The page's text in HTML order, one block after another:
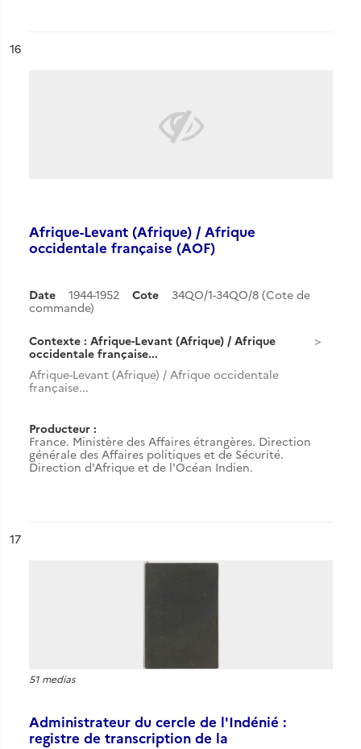
n°
16
Afrique-Levant (Afrique) / Afrique
occidentale française (AOF)
Date 1944-1952 Cote
34QO/1-34QO/8 (Cote de
commande)
Contexte : Afrique-Levant (Afrique) / Afrique
occidentale française...
Afrique-Levant (Afrique) / Afrique occidentale
française...
Producteur :
France. Ministère des Affaires étrangères. Direction
générale des Affaires politiques et de Sécurité.
Direction d'Afrique et de l'Océan Indien.
n°
17
51 medias
Administrateur du cercle de l'Indénié :
registre de transcription de la